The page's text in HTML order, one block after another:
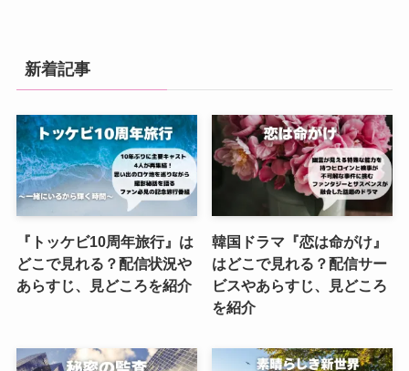
新着記事
『トッケビ10周年旅行』は
どこで見れる？配信状況や
あらすじ、見どころを紹介
韓国ドラマ『恋は命がけ』
はどこで見れる？配信サー
ビスやあらすじ、見どころ
を紹介